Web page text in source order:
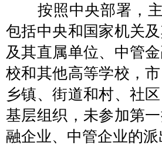
按照中央部署，主
包括中央和国家机关
及其直属单位、中管
校和其他高等学校，
乡镇、街道和村、社
基层组织，未参加第
融企业、中管企业的